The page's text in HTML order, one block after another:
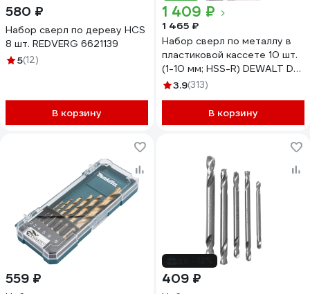
580 ₽
Набор сверл по дереву HCS
8 шт. REDVERG 6621139
5(12)
В корзину
1 409 ₽
1 465 ₽
Набор сверл по металлу в
пластиковой кассете 10 шт.
(1-10 мм; HSS-R) DEWALT DT
59113.9(313)
В корзину
559 ₽ 409 ₽